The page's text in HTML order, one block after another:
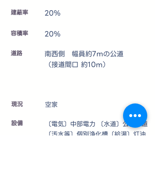
建蔽率 20％
容積率 20％
道路
南西側 幅員約7ｍの公道
（接道間口 約10m）
​現況 空家
設備
〔電気〕中部電力 〔水道〕公営水道
〔汚水等〕個別浄化槽〔給湯〕灯油